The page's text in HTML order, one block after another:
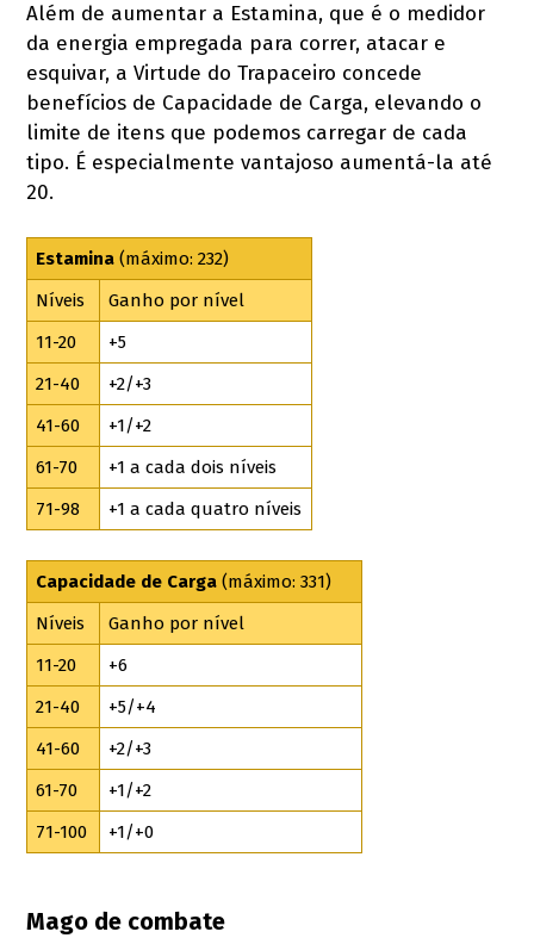
Além de aumentar a Estamina, que é o medidor
da energia empregada para correr, atacar e
esquivar, a Virtude do Trapaceiro concede
benefícios de Capacidade de Carga, elevando o
limite de itens que podemos carregar de cada
tipo. É especialmente vantajoso aumentá-la até
20.
Estamina (máximo: 232)
Níveis
Ganho por nível
11-20
+5
21-40
+2/+3
41-60
+1/+2
61-70
+1 a cada dois níveis
71-98
+1 a cada quatro níveis
Capacidade de Carga (máximo: 331)
Níveis
Ganho por nível
11-20
+6
21-40
+5/+4
41-60
+2/+3
61-70
+1/+2
71-100
+1/+0
Mago de combate